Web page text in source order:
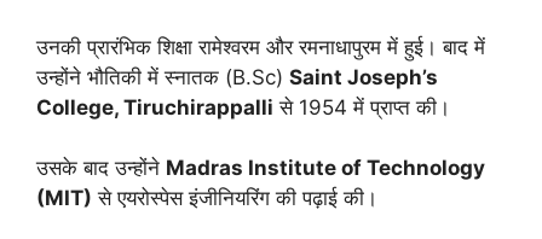
उनकी प्रारंभिक शिक्षा रामेश्वरम और रमनाधापुरम में हुई। बाद में
उन्होंने भौतिकी में स्नातक (B.Sc) Saint Joseph’s
College, Tiruchirappalli से 1954 में प्राप्त की।
उसके बाद उन्होंने Madras Institute of Technology
(MIT) से एयरोस्पेस इंजीनियरिंग की पढ़ाई की।